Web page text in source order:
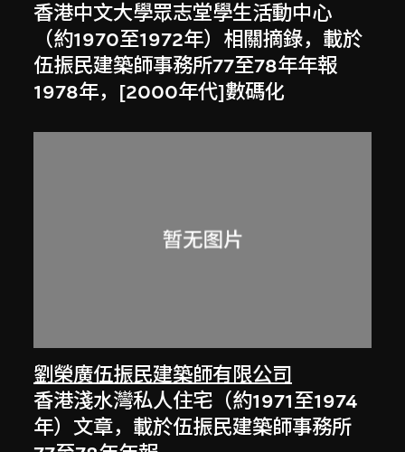
香港中文大學眾志堂學生活動中心
（約1970至1972年）相關摘錄，載於
伍振民建築師事務所77至78年年報
1978年，[2000年代]數碼化
劉榮廣伍振民建築師有限公司
香港淺水灣私人住宅（約1971至1974
年）文章，載於伍振民建築師事務所